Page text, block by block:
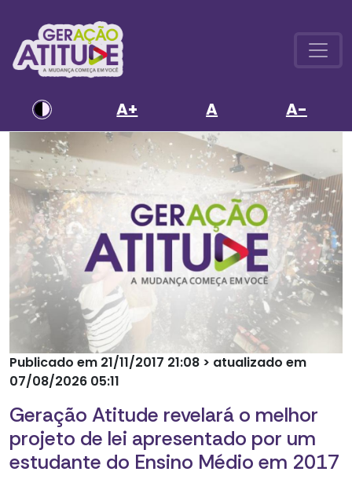
A+ A A-
Publicado em 21/11/2017 21:08 > atualizado em
07/08/2026 05:11
Geração Atitude revelará o melhor
projeto de lei apresentado por um
estudante do Ensino Médio em 2017